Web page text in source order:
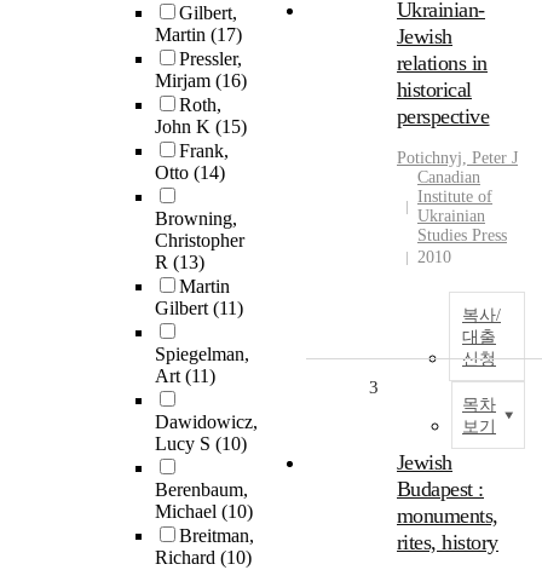
Gilbert,
Martin (17)
Pressler,
Mirjam (16)
Roth,
John K (15)
Frank,
Otto (14)
Browning,
Christopher
R (13)
Martin
Gilbert(11)
Spiegelman,
Art(11)
Dawidowicz,
Lucy S (10)
Berenbaum,
Michael (10)
Breitman,
Richard (10)
Ukrainian-
Jewish
relations in
historical
perspective
Potichnyj, Peter J
Canadian
Institute of
Ukrainian
Studies Press
2010
복사/
대출
신청
목차
보기
3
Jewish
Budapest :
monuments,
rites, history